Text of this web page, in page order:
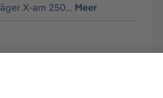
X-am 250… Meer